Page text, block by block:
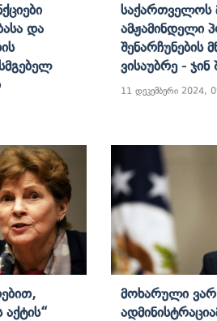
Და
Საქართველოს
Ამჟამინდელი
Შენარჩუნების
Ვისაუბრე - Ჯინ
11 დეკემბერი 2024,
Მოხარული